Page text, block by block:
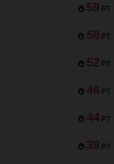
59 PT
58 PT
52 PT
46 PT
44 PT
39 PT